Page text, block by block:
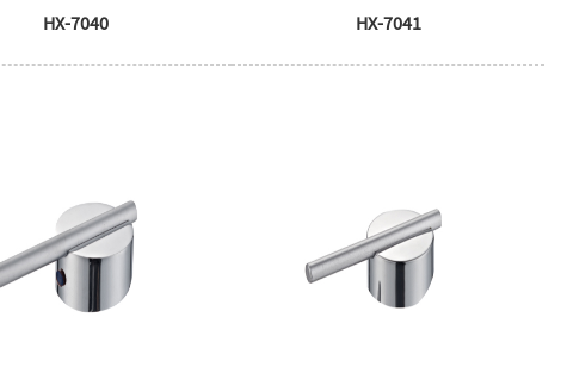
HX-7040 HX-7041